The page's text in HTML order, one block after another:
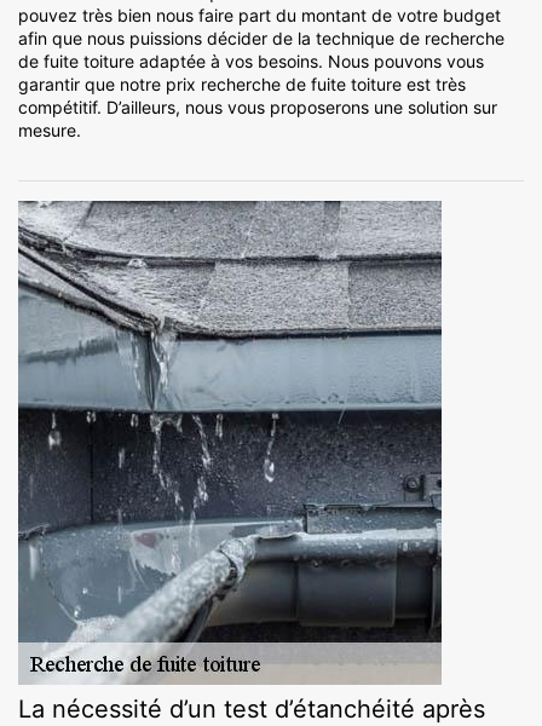
pouvez très bien nous faire part du montant de votre budget
afin que nous puissions décider de la technique de recherche
de fuite toiture adaptée à vos besoins. Nous pouvons vous
garantir que notre prix recherche de fuite toiture est très
compétitif. D’ailleurs, nous vous proposerons une solution sur
mesure.
La nécessité d’un test d’étanchéité après